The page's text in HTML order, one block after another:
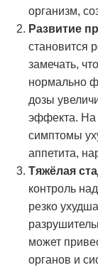
организм,
Развитие
становится
замечать,
нормально
дозы
эффекта. На
симптомы
аппетита,
Тяжёлая
контроль
резко
может
органов и